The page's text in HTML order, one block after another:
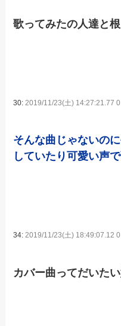
歌ってみたの人達と
30: 2019/11/23(土) 14:27:21.77 0
そんな曲じゃないの
していたり可愛い声
34:2019/11/23(土) 18:49:07.12 0
カバー曲ってだいた